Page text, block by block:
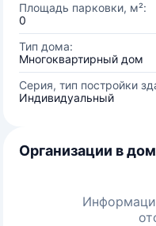
Площадь парковки, м²:
0
Тип дома:
Многоквартирный дом
Серия, тип постройки
Индивидуальный
Организации в